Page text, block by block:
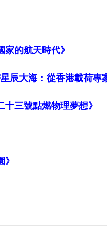
家的航天時代》
辰大海：從香港載荷專
十三號點燃物理夢想》